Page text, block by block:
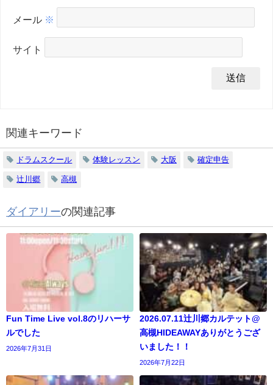
メール ※
サイト
関連キーワード
ドラムスクール 体験レッスン 大阪 確定申告
辻川郷 高槻
ダイアリーの関連記事
Fun Time Live vol.8のリハーサ
ルでした
2026年7月31日
2026.07.11辻川郷カルテット@
高槻HIDEAWAYありがとうござ
いました！！
2026年7月22日